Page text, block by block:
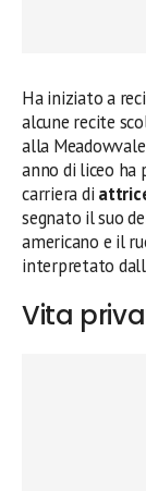
Ha iniziato a
alcune recite
alla
anno di liceo ha
carriera di
segnato il suo
americano e il
interpretato
Vita